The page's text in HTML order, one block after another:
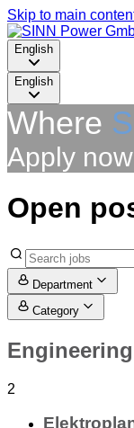
Skip to main
English
English
Where
Apply
Open
Department
Category
Engineering
2